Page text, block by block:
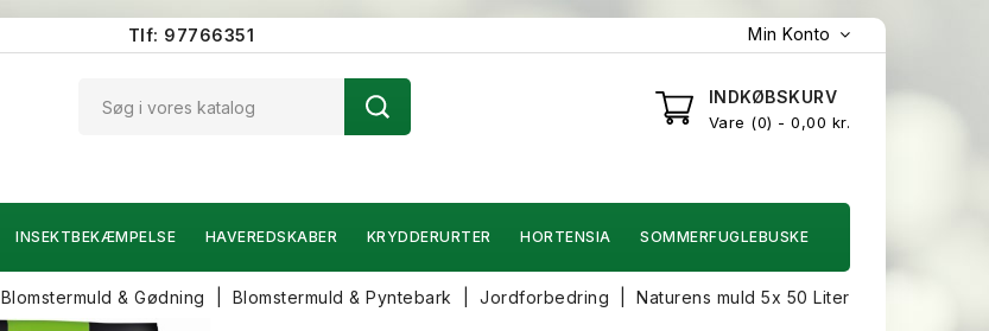
Tlf: 97766351 Min Konto
INDKØBSKURV
Vare 0 - 0,00 kr.
INSEKTBEKÆMPELSE HAVEREDSKABER KRYDDERURTER HORTENSIA SOMMERFUGLEBUSKE
Blomstermuld & Gødning Blomstermuld & Pyntebark Jordforbedring Naturens muld 5x 50 Liter